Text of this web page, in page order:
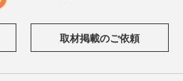
取材掲載のご依頼